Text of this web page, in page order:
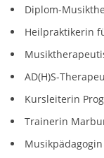
Diplom-
Heilpraktikerin
AD(H)S-
Kursleiterin
Trainerin